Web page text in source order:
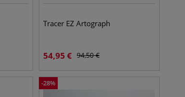
Tracer EZ Artograph
54,95 € 94,50€
-28%